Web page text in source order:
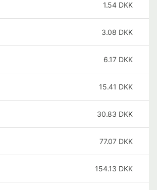
1.54 DKK
3.08 DKK
6.17 DKK
15.41 DKK
30.83 DKK
77.07 DKK
154.13 DKK